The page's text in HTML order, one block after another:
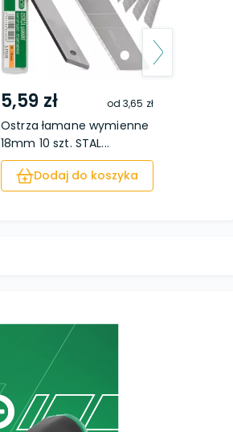
5,59 zł od3,65 zł
Ostrza łamane wymienne
18mm 10 szt. STAL...
Dodaj do koszyka